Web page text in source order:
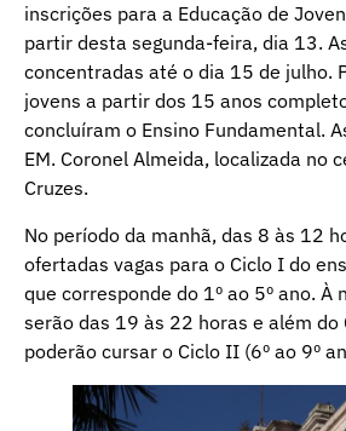
inscrições para a Educação de
partir desta segunda-feira, dia 13.
concentradas até o dia 15 de julho.
jovens a partir dos 15 anos
concluíram o Ensino Fundamental.
EM. Coronel Almeida, localizada no
Cruzes.
No período da manhã, das 8 às 12
ofertadas vagas para o Ciclo I do
que corresponde do 1º ao 5º ano. À
serão das 19 às 22 horas e além do
poderão cursar o Ciclo II (6º ao 9º